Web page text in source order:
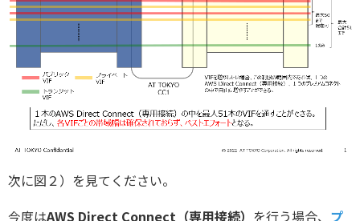
次に図２）を見てください。
今度はAWS Direct Connect（専用接続） を行う場合、 プ